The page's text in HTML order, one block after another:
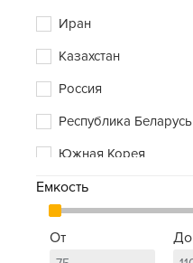
Иран
Казахстан
Россия
Республика Беларусь
Южная Корея
Емкость
От До